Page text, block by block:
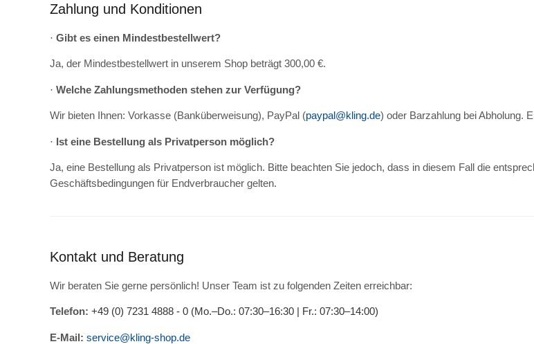
Zahlung und Konditionen
· Gibt es einen Mindestbestellwert?
Ja, der Mindestbestellwert in unserem Shop beträgt 300,00 €.
· Welche Zahlungsmethoden stehen zur Verfügung?
Wir bieten Ihnen: Vorkasse (Banküberweisung), PayPal (paypal@kling.de) oder Barzahlung bei Abholung.
· Ist eine Bestellung als Privatperson möglich?
Ja, eine Bestellung als Privatperson ist möglich. Bitte beachten Sie jedoch, dass in diesem Fall die
Geschäftsbedingungen für Endverbraucher gelten.
Kontakt und Beratung
Wir beraten Sie gerne persönlich! Unser Team ist zu folgenden Zeiten erreichbar:
Telefon: +49 (0) 7231 4888 - 0 (Mo.–Do.: 07:30–16:30 | Fr.: 07:30–14:00)
E-Mail: service@kling-shop.de